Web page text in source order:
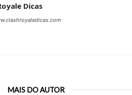
Dicas
MAIS DO AUTOR